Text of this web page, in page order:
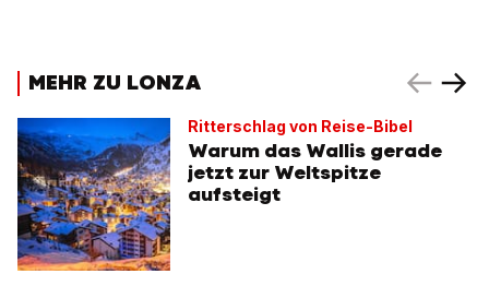
MEHR ZU LONZA
Ritterschlag von Reise-Bibel
Warum das Wallis gerade
jetzt zur Weltspitze
aufsteigt